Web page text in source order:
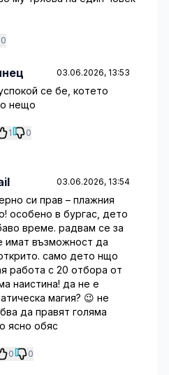
0
03.06.2026, 13:53
се бе, котето
нещо
1 0
03.06.2026, 13:54
си прав – плажния
особено в бургас, дето
време. радвам се за
имат възможност да
само дето нщо
работа с 20 отбора от
наистина! да не е
магия? 😉 не
да правят голяма
ясно обяс
0 0